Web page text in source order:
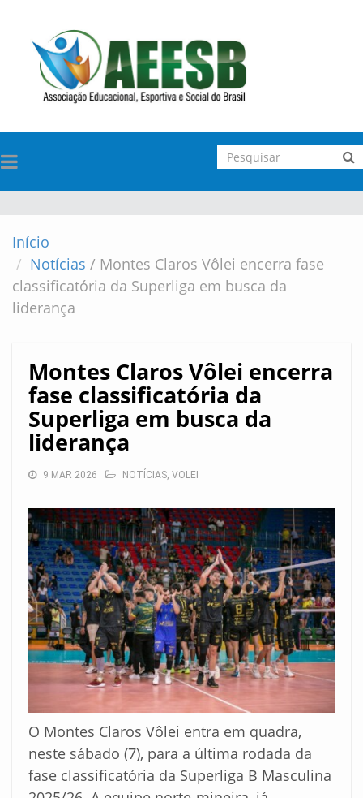
TOGGLE
NAVIGATION
Início
Notícias / Montes Claros Vôlei encerra fase
classificatória da Superliga em busca da
liderança
Montes Claros Vôlei encerra
fase classificatória da
Superliga em busca da
liderança
9 MAR 2026 NOTÍCIAS, VOLEI
O Montes Claros Vôlei entra em quadra,
neste sábado (7), para a última rodada da
fase classificatória da Superliga B Masculina